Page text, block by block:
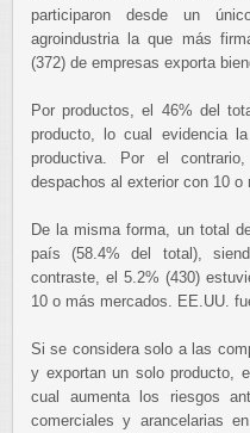
participaron desde un
agroindustria la que más
(372) de empresas exporta
Por productos, el 46% del
producto, lo cual evidencia
productiva. Por el
despachos al exterior con 10 o
De la misma forma, un total
país (58.4% del total),
contraste, el 5.2% (430)
10 o más mercados. EE.UU.
Si se considera solo a las
y exportan un solo producto,
cual aumenta los riesgos
comerciales y arancelarias